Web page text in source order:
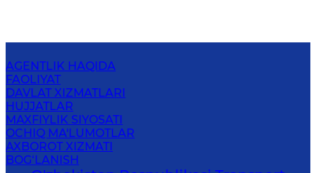
AGENTLIK HAQIDA
FAOLIYAT
DAVLAT XIZMATLARI
HUJJATLAR
MAXFIYLIK SIYOSATI
OCHIQ MA'LUMOTLAR
AXBOROT XIZMATI
BOG‘LANISH